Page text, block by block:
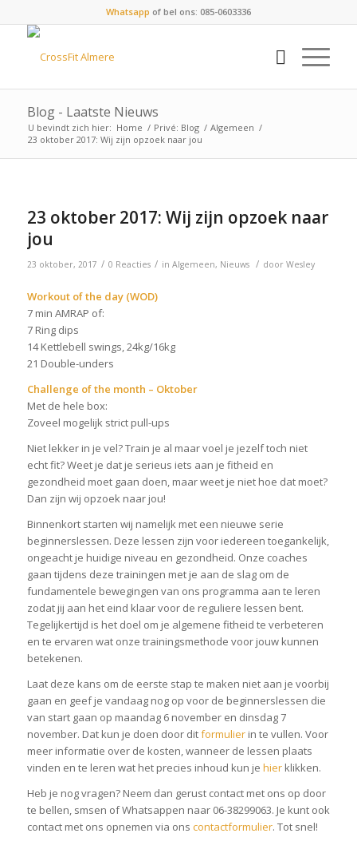
Whatsapp of bel ons: 085-0603336
Blog - Laatste Nieuws
U bevindt zich hier: Home / Privé: Blog / Algemeen /
23 oktober 2017: Wij zijn opzoek naar jou
23 oktober 2017: Wij zijn opzoek naar
jou
23 oktober, 2017 / 0 Reacties / in Algemeen, Nieuws / door Wesley
Workout of the day (WOD)
7 min AMRAP of:
7 Ring dips
14 Kettlebell swings, 24kg/16kg
21 Double-unders
Challenge of the month – Oktober
Met de hele box:
Zoveel mogelijk strict pull-ups
Niet lekker in je vel? Train je al maar voel je jezelf toch niet
echt fit? Weet je dat je serieus iets aan je fitheid en
gezondheid moet gaan doen, maar weet je niet hoe dat moet?
Dan zijn wij opzoek naar jou!
Binnenkort starten wij namelijk met een nieuwe serie
beginnerslessen. Deze lessen zijn voor iedereen toegankelijk,
ongeacht je huidige niveau en gezondheid. Onze coaches
gaan tijdens deze trainingen met je aan de slag om de
fundamentele bewegingen van ons programma aan te leren
zodat jij aan het eind klaar voor de reguliere lessen bent.
Tegelijkertijd is het doel om je algemene fitheid te verbeteren
en te ervaren wat onze trainingsmethode voor jouw kunnen
betekenen.
Laat deze kans om de eerste stap te maken niet aan je voorbij
gaan en geef je vandaag nog op voor de beginnerslessen die
van start gaan op maandag 6 november en dinsdag 7
november. Dat kun je doen door ditformulierin te vullen. Voor
meer informatie over de kosten, wanneer de lessen plaats
vinden en te leren wat het precies inhoud kun je hierklikken.
Heb je nog vragen? Neem dan gerust contact met ons op door
te bellen, smsen of Whatsappen naar 06-38299063. Je kunt ook
contact met ons opnemen via ons contactformulier. Tot snel!